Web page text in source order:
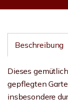
Beschreibung
Dieses
gepflegten
insbesondere